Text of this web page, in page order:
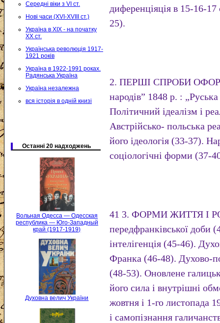
Середні віки з VI ст.
Нові часи (XVI-XVIII ст.)
Україна в XIX - на початку
XX ст.
Українська революція 1917-
1921 років
Україна в 1922-1991 роках.
Радянська Україна
Україна незалежна
вся історія в одній книзі
Останні 20 надходжень
Вольная Одесса — Одесская
республика — Юго-Западный
край (1917-1919)
Духовна велич України
диференціяція в 15-16-17
25).
2. ПЕРШІ СПРОБИ
народів” 1848 р. :
Політичний ідеалізм і
Австрійсько- польська
його ідеологія (33-37).
соціологічні форми (37-
41 3. ФОРМИ ЖИТТЯ І
передфранківської доби
інтелігенція (45-46).
Франка (46-48). Духово-
(48-53). Оновлене
його сила і внутрішні
жовтня і 1-го листопада
і самопізнання